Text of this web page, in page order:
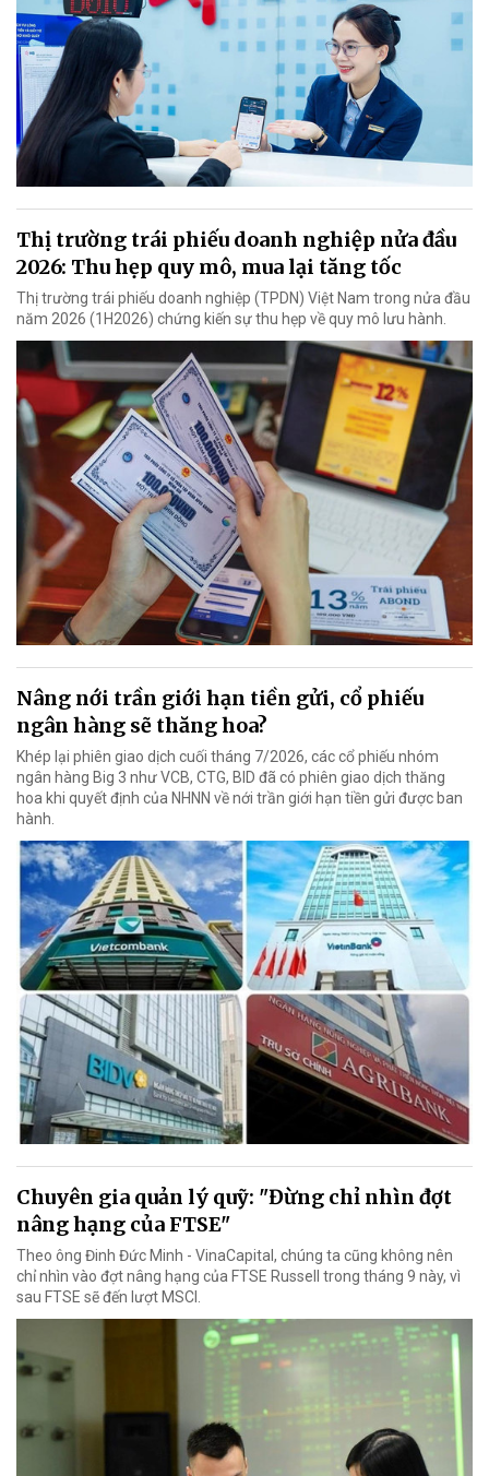
Thị trường trái phiếu doanh nghiệp nửa đầu
2026: Thu hẹp quy mô, mua lại tăng tốc
Thị trường trái phiếu doanh nghiệp (TPDN) Việt Nam trong nửa đầu
năm 2026 (1H2026) chứng kiến sự thu hẹp về quy mô lưu hành.
Nâng nới trần giới hạn tiền gửi, cổ phiếu
ngân hàng sẽ thăng hoa?
Khép lại phiên giao dịch cuối tháng 7/2026, các cổ phiếu nhóm
ngân hàng Big 3 như VCB, CTG, BID đã có phiên giao dịch thăng
hoa khi quyết định của NHNN về nới trần giới hạn tiền gửi được ban
hành.
Chuyên gia quản lý quỹ: "Đừng chỉ nhìn đợt
nâng hạng của FTSE"
Theo ông Đinh Đức Minh - VinaCapital, chúng ta cũng không nên
chỉ nhìn vào đợt nâng hạng của FTSE Russell trong tháng 9 này, vì
sau FTSE sẽ đến lượt MSCI.